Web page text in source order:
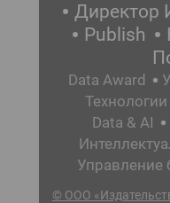
Директор
Publish
Data Award
Data & AI
Управление
© ООО